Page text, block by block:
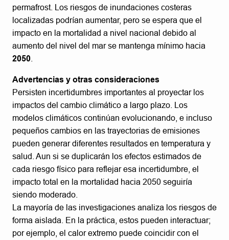
permafrost. Los riesgos de inundaciones costeras
localizadas podrían aumentar, pero se espera que el
impacto en la mortalidad a nivel nacional debido al
aumento del nivel del mar se mantenga mínimo hacia
2050
Advertencias y otras consideraciones
Persisten incertidumbres importantes al proyectar los
impactos del cambio climático a largo plazo. Los
modelos climáticos continúan evolucionando, e incluso
pequeños cambios en las trayectorias de emisiones
pueden generar diferentes resultados en temperatura y
salud. Aun si se duplicarán los efectos estimados de
cada riesgo físico para reflejar esa incertidumbre, el
impacto total en la mortalidad hacia 2050 seguiría
siendo moderado.
La mayoría de las investigaciones analiza los riesgos de
forma aislada. En la práctica, estos pueden interactuar;
por ejemplo, el calor extremo puede coincidir con el